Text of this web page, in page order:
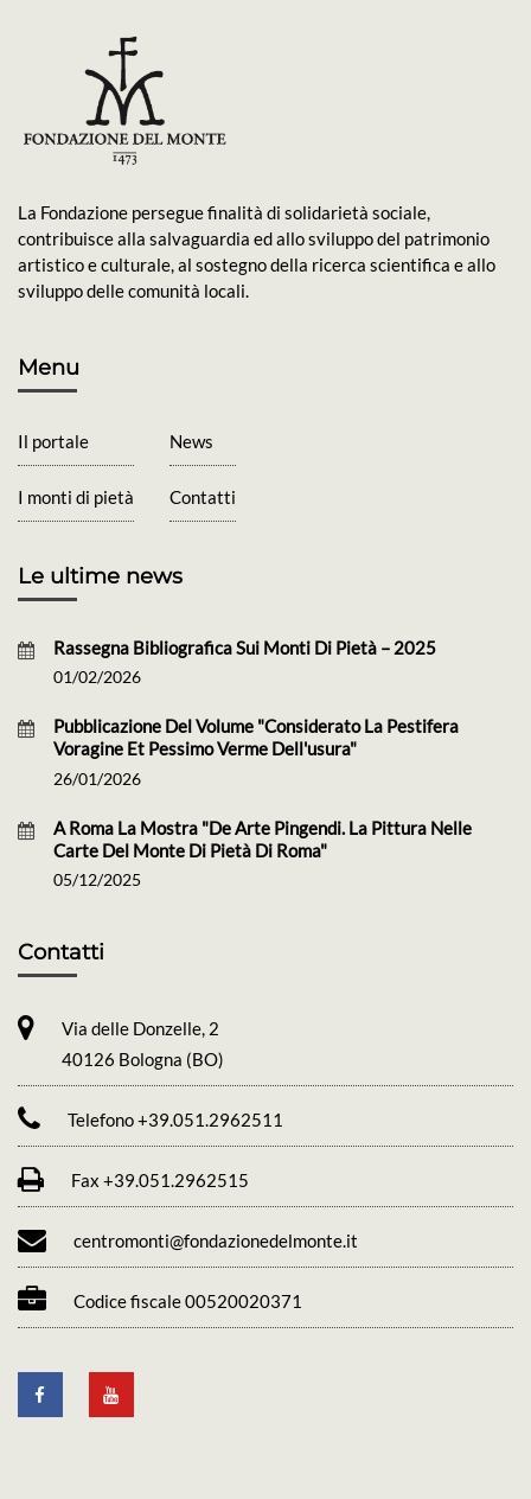
La Fondazione persegue finalità di solidarietà sociale,
contribuisce alla salvaguardia ed allo sviluppo del patrimonio
artistico e culturale, al sostegno della ricerca scientifica e allo
sviluppo delle comunità locali.
Menu
Il portale
I monti di pietà
News
Contatti
Le ultime news
Rassegna Bibliografica Sui Monti Di Pietà – 2025
01/02/2026
Pubblicazione Del Volume "Considerato La Pestifera
Voragine Et Pessimo Verme Dell'usura"
26/01/2026
A Roma La Mostra "De Arte Pingendi. La Pittura Nelle
Carte Del Monte Di Pietà Di Roma"
05/12/2025
Contatti
Via delle Donzelle, 2
40126 Bologna (BO)
Telefono +39.051.2962511
Fax +39.051.2962515
centromonti@fondazionedelmonte.it
Codice fiscale 00520020371